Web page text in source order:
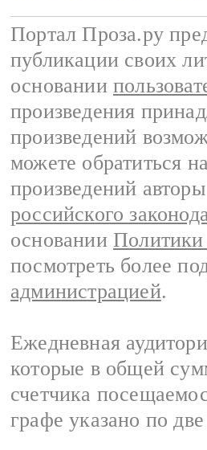
Портал Проза.ру
публикации своих
основании
произведения
произведений
можете обратиться
произведений
российского
основании
посмотреть более
администрацией.
Ежедневная
которые в общей
счетчика
графе указано по